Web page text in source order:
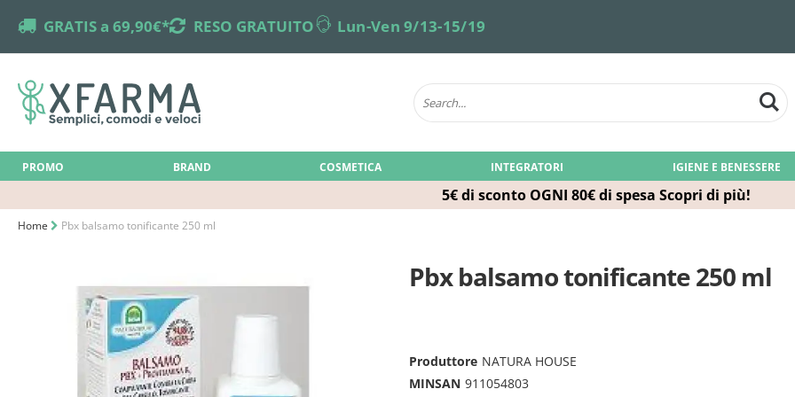
5€ di sconto OGNI 80€ di spesa Scopri di più!
truck GRATIS a 69,90€*returns RESO GRATUITOonline-support Lun-Ven 9/13-15/19
PROMO BRAND COSMETICA INTEGRATORI IGIENE E BENESSERE
Home Pbx balsamo tonificante 250 ml
Pbx balsamo tonificante 250 ml
Produttore NATURA HOUSE
MINSAN 911054803